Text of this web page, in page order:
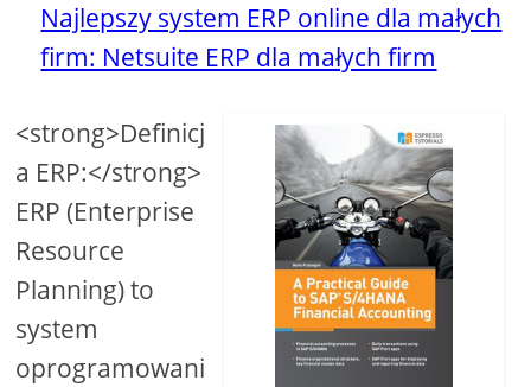
Najlepszy system ERP online dla małych
firm: Netsuite ERP dla małych firm
<strong>Definicj
a ERP:</strong>
ERP (Enterprise
Resource
Planning) to
system
oprogramowani